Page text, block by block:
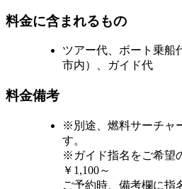
料金に含まれるもの
ツアー代、ボート乗船
市内）、ガイド代
料金備考
※別途、燃料サーチャ
す。
※ガイド指名をご希望
￥1,100～
ご予約時、備考欄に指